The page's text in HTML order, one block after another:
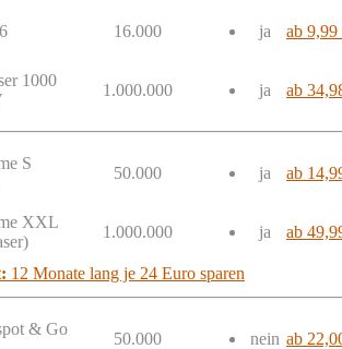
16.000 ja ab 9,99
1000
1.000.000 ja ab
S
50.000 ja ab
XXL
1.000.000 ja ab
12 Monate lang je 24 Euro sparen
& Go
50.000 nein ab